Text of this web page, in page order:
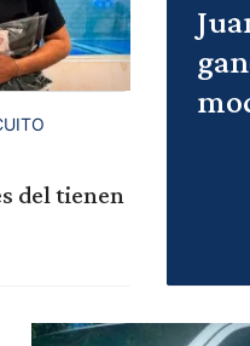
del tienen